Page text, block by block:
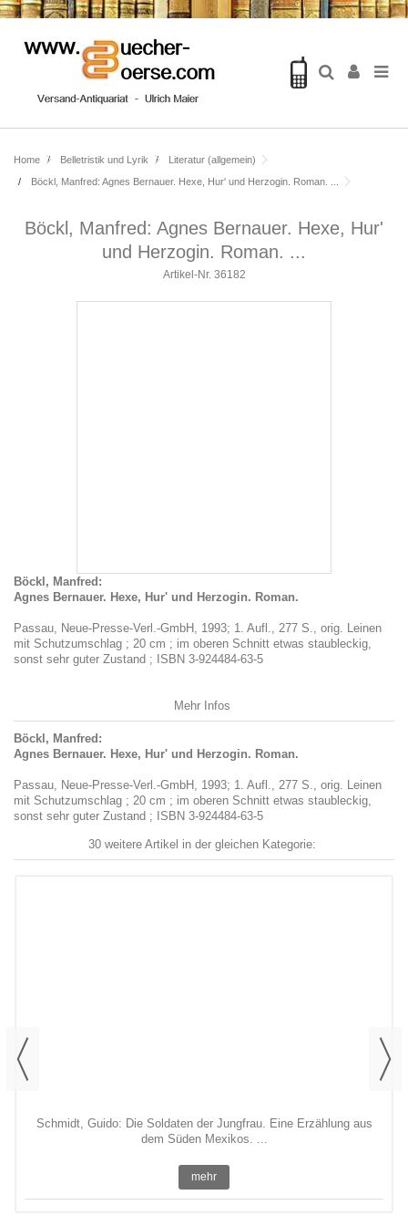
Home Belletristik und Lyrik
Literatur (allgemein)
Böckl, Manfred: Agnes Bernauer. Hexe, Hur' und Herzogin. Roman. ...
Böckl, Manfred: Agnes Bernauer. Hexe, Hur'
und Herzogin. Roman. ...
Artikel-Nr. 36182
Böckl, Manfred:
Agnes Bernauer. Hexe, Hur' und Herzogin. Roman.
Passau, Neue-Presse-Verl.-GmbH, 1993; 1. Aufl., 277 S., orig. Leinen
mit Schutzumschlag ; 20 cm ; im oberen Schnitt etwas staubleckig,
sonst sehr guter Zustand ; ISBN 3-924484-63-5
Mehr Infos
Böckl, Manfred:
Agnes Bernauer. Hexe, Hur' und Herzogin. Roman.
Passau, Neue-Presse-Verl.-GmbH, 1993; 1. Aufl., 277 S., orig. Leinen
mit Schutzumschlag ; 20 cm ; im oberen Schnitt etwas staubleckig,
sonst sehr guter Zustand ; ISBN 3-924484-63-5
30 weitere Artikel in der gleichen Kategorie:
Schmidt, Guido: Die Soldaten der Jungfrau. Eine Erzählung aus
dem Süden Mexikos. ...
mehr